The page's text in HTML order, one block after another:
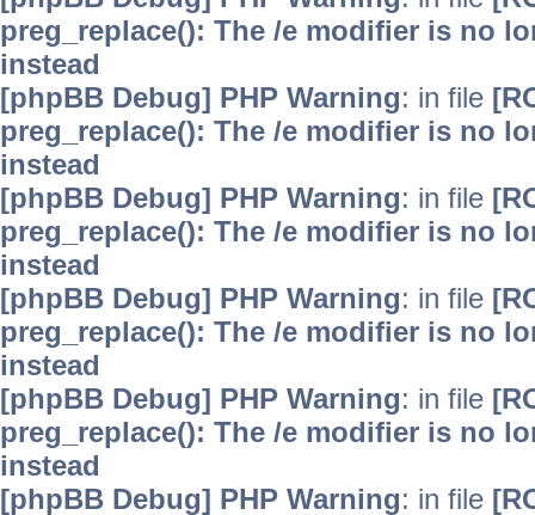
preg_replace(): The /e modifier is no
instead
[phpBB Debug] PHP Warning: in file
preg_replace(): The /e modifier is no
instead
[phpBB Debug] PHP Warning: in file
preg_replace(): The /e modifier is no
instead
[phpBB Debug] PHP Warning: in file
preg_replace(): The /e modifier is no
instead
[phpBB Debug] PHP Warning: in file
preg_replace(): The /e modifier is no
instead
[phpBB Debug] PHP Warning: in file